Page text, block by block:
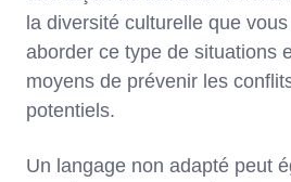
la diversité culturelle que
aborder ce type de situations
moyens de prévenir les
potentiels.
Un langage non adapté peut